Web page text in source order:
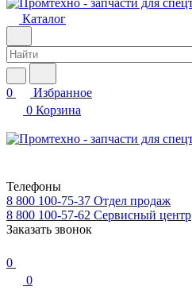
Каталог
0
Избранное
0 Корзина
Телефоны
8 800 100-75-37 Отдел продаж
8 800 100-57-62 Сервисный центр
Заказать звонок
0
0